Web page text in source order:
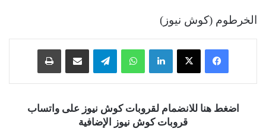
الخرطوم (كوش نيوز)
فيسبوك ‫X لينكدإن واتساب تيلقرام
اضغط هنا للانضمام لقروبات كوش نيوز على واتساب
قروبات كوش نيوز الإضافية